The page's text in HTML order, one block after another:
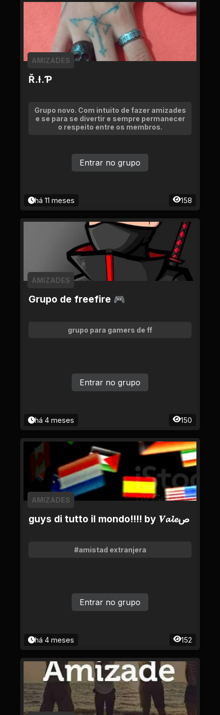
Ř.Ɨ.Ƥ
AMIZADES
Grupo novo. Com intuito de fazer amizades
e se para se divertir e sempre permanecer
o respeito entre os membros.
há 11 meses 158
Entrar no grupo
Grupo de freefire 🎮
AMIZADES
grupo para gamers de ff
há 4 meses 150
Entrar no grupo
guys di tutto il mondo!!!! by 𝑽𝓪𝓵𝓮ص
AMIZADES
#amistad extranjera
há 4 meses 152
Entrar no grupo